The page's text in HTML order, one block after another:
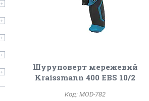
Шуруповерт мережевий
Kraissmann 400 EBS 10/2
MOD-782